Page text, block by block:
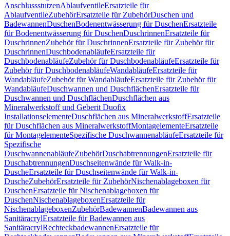
AnschlussstutzenAblaufventileErsatzteile für
AblaufventileZubehörErsatzteile für ZubehörDuschen und
BadewannenDuschenBodenentwässerung für DuschenErsatzteile
für Bodenentwässerung für DuschenDuschrinnenErsatzteile für
DuschrinnenZubehör für DuschrinnenErsatzteile für Zubehör für
DuschrinnenDuschbodenabläufeErsatzteile für
DuschbodenabläufeZubehör für DuschbodenabläufeErsatzteile für
Zubehör für DuschbodenabläufeWandabläufeErsatzteile für
WandabläufeZubehör für WandabläufeErsatzteile für Zubehör für
WandabläufeDuschwannen und DuschflächenErsatzteile für
Duschwannen und DuschflächenDuschflächen aus
Mineralwerkstoff und Geberit Duofix
InstallationselementeDuschflächen aus MineralwerkstoffErsatzteile
für Duschflächen aus MineralwerkstoffMontagelementeErsatzteile
für MontagelementeSpezifische DuschwannenabläufeErsatzteile für
Spezifische
DuschwannenabläufeZubehörDuschabtrennungenErsatzteile für
DuschabtrennungenDuschseitenwände für Walk-in-
DuscheErsatzteile für Duschseitenwände für Walk-in-
DuscheZubehörErsatzteile für ZubehörNischenablageboxen für
DuschenErsatzteile für Nischenablageboxen für
DuschenNischenablageboxenErsatzteile für
NischenablageboxenZubehörBadewannenBadewannen aus
SanitäracrylErsatzteile für Badewannen aus
SanitäracrylRechteckbadewannenErsatzteile für